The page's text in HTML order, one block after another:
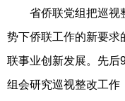
省侨联党组把巡视
势下侨联工作的新要求
联事业创新发展。先后
组会研究巡视整改工作